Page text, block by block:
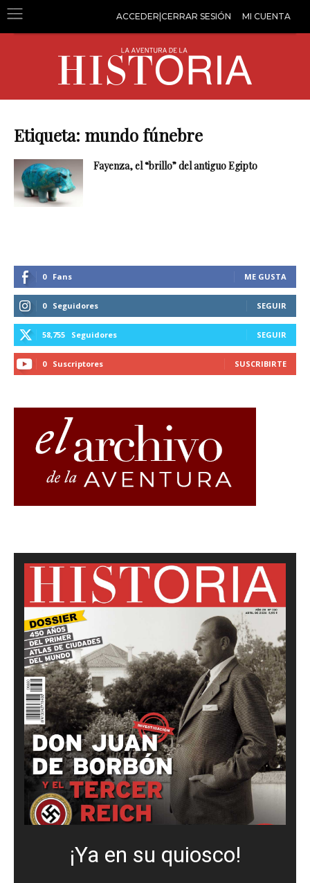
ACCEDER|CERRAR SESIÓN MI CUENTA
Etiqueta: mundo fúnebre
Fayenza, el “brillo” del antiguo Egipto
0 Fans ME GUSTA
0 Seguidores SEGUIR
58,755 Seguidores SEGUIR
0 Suscriptores SUSCRIBIRTE
¡Ya en su quiosco!